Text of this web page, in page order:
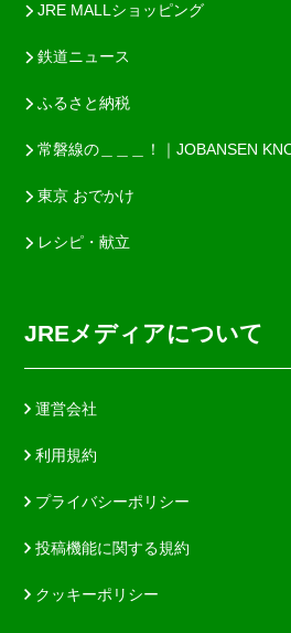
JRE MALLショッピング
鉄道ニュース
ふるさと納税
常磐線の＿＿＿！｜JOBANSEN
東京 おでかけ
レシピ・献立
JREメディアについて
運営会社
利用規約
プライバシーポリシー
投稿機能に関する規約
クッキーポリシー